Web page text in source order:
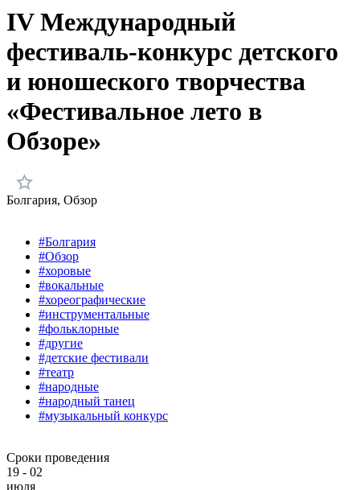
IV Международный
фестиваль-конкурс детского
и юношеского творчества
«Фестивальное лето в
Обзоре»
Болгария, Обзор
#Болгария
#Обзор
#хоровые
#вокальные
#хореографические
#инструментальные
#фольклорные
#другие
#детские фестивали
#театр
#народные
#народный танец
#музыкальный конкурс
Сроки проведения
19 - 02
июля